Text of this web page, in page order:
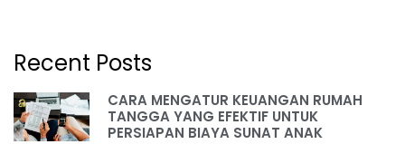
Recent Posts
CARA MENGATUR KEUANGAN RUMAH
TANGGA YANG EFEKTIF UNTUK
PERSIAPAN BIAYA SUNAT ANAK